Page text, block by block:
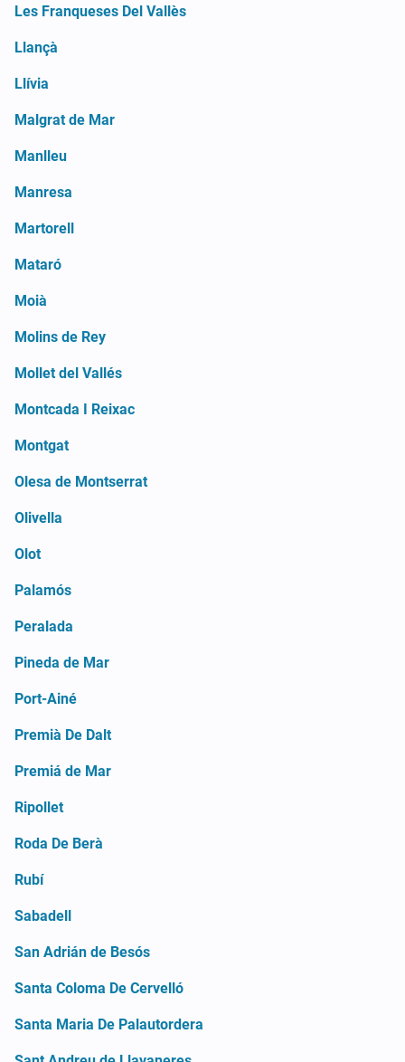
Les Franqueses Del Vallès
Llançà
Llívia
Malgrat de Mar
Manlleu
Manresa
Martorell
Mataró
Moià
Molins de Rey
Mollet del Vallés
Montcada I Reixac
Montgat
Olesa de Montserrat
Olivella
Olot
Palamós
Peralada
Pineda de Mar
Port-Ainé
Premià De Dalt
Premiá de Mar
Ripollet
Roda De Berà
Rubí
Sabadell
San Adrián de Besós
Santa Coloma De Cervelló
Santa Maria De Palautordera